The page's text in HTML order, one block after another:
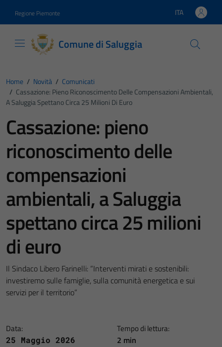
Regione Piemonte Lingua attiva:
ITA
Comune di Saluggia
Home / Novità / Comunicati
/ Cassazione: Pieno Riconoscimento Delle Compensazioni Ambientali,
A Saluggia Spettano Circa 25 Milioni Di Euro
Cassazione: pieno
riconoscimento delle
compensazioni
ambientali, a Saluggia
spettano circa 25 milioni
di euro
Il Sindaco Libero Farinelli: “Interventi mirati e sostenibili:
investiremo sulle famiglie, sulla comunità energetica e sui
servizi per il territorio”
Data:
25 Maggio 2026
Tempo di lettura:
2 min